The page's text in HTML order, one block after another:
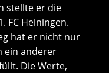
stellte er die
FC Heiningen.
hat er nicht nur
ein anderer
Die Werte,